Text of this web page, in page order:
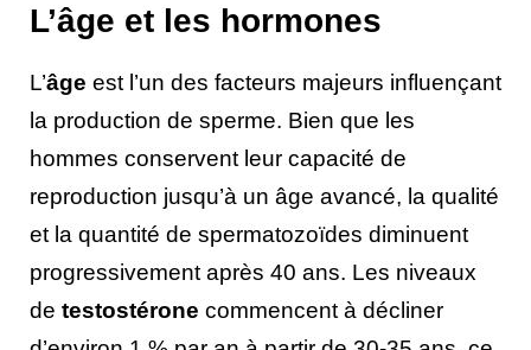
L’âge et les hormones
L’âge est l’un des facteurs majeurs influençant
la production de sperme. Bien que les
hommes conservent leur capacité de
reproduction jusqu’à un âge avancé, la qualité
et la quantité de spermatozoïdes diminuent
progressivement après 40 ans. Les niveaux
de testostérone commencent à décliner